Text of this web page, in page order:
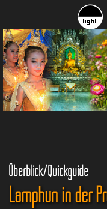
Überblick/Quickguide
Lamphun in der